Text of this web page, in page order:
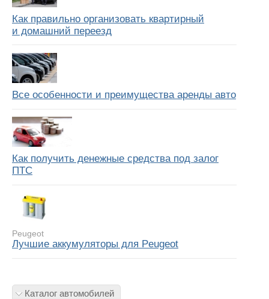
Как правильно организовать квартирный
и домашний переезд
Все особенности и преимущества аренды авто
Как получить денежные средства под залог
ПТС
Peugeot
Лучшие аккумуляторы для Peugeot
Каталог автомобилей